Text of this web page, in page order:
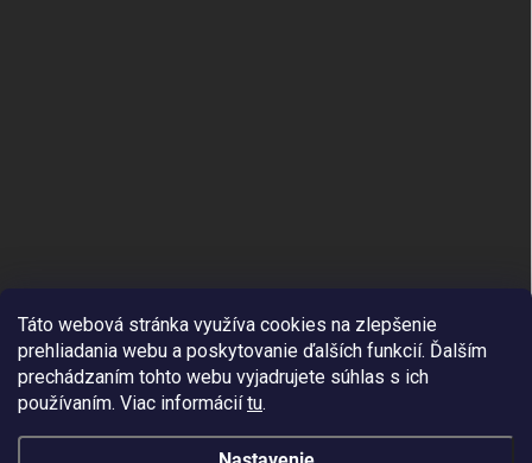
Táto webová stránka využíva cookies na zlepšenie
prehliadania webu a poskytovanie ďalších funkcií. Ďalším
prechádzaním tohto webu vyjadrujete súhlas s ich
používaním. Viac informáciítu.